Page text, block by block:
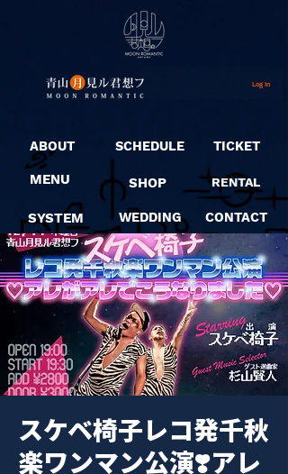
Log In
ABOUT
MENU
SYSTEM
SCHEDULE
SHOP
WEDDING
TICKET
RENTAL
CONTACT
スケベ椅子レコ発千秋
楽ワンマン公演❣️アレ